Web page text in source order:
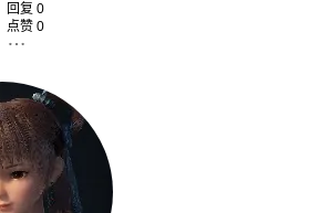
回复 0
点赞 0